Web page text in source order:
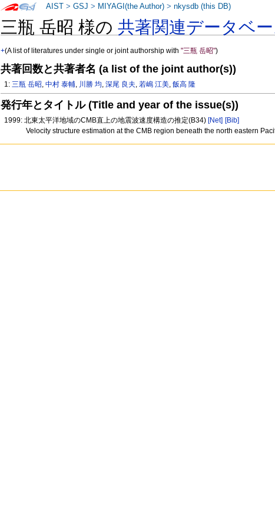
三瓶 岳昭 様の共著関連データベー
+(A list of literatures under single or joint authorship with"三瓶 岳昭")
共著回数と共著者名 (a list of the joint author(s))
1:三瓶 岳昭,中村 泰輔, 川勝 均,深尾 良夫,若嶋 江美,飯高 隆
発行年とタイトル (Title and year of the issue(s))
1999: 北東太平洋地域のCMB直上の地震波速度構造の推定(B34) [Net] [Bib]
Velocity structure estimation at the CMB region beneath the north eastern
AIST >GSJ > MIYAGI(the Author) >nkysdb (this DB)